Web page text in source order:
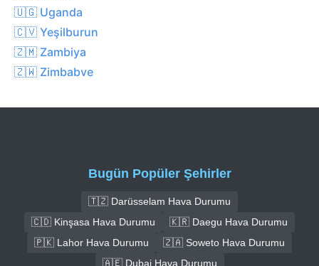
🇺🇬 Uganda
🇨🇻 Yeşilburun
🇿🇲 Zambiya
🇿🇼 Zimbabve
Bugün Popüler Şehirler
🇹🇿 Darüsselam Hava Durumu
🇨🇩 Kinşasa Hava Durumu
🇰🇷 Daegu Hava Durumu
🇵🇰 Lahor Hava Durumu
🇿🇦 Soweto Hava Durumu
🇦🇪 Dubai Hava Durumu